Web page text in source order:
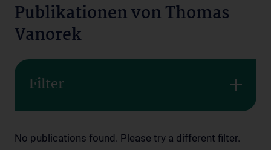
Publikationen von Thomas
Vanorek
Filter
No publications found. Please try a different filter.